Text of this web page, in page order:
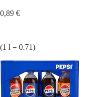
0,89 €
(1 l = 0.71)